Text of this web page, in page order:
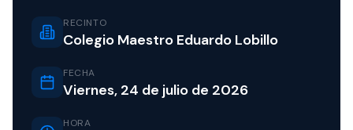
RECINTO
Colegio Maestro Eduardo Lobillo
FECHA
Viernes, 24 de julio de 2026
HORA